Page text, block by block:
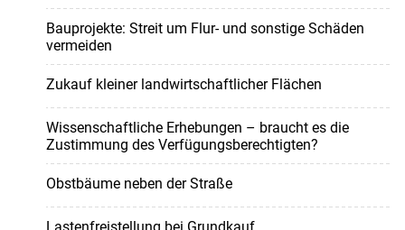
Bauprojekte: Streit um Flur- und sonstige Schäden
vermeiden
Zukauf kleiner landwirtschaftlicher Flächen
Wissenschaftliche Erhebungen – braucht es die
Zustimmung des Verfügungsberechtigten?
Obstbäume neben der Straße